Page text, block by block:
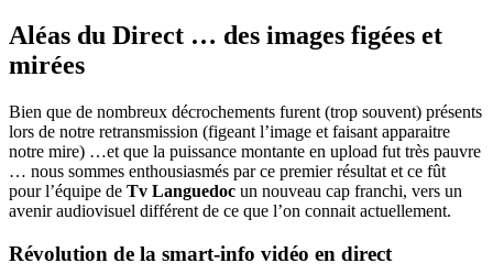
Aléas du Direct … des images figées et
mirées
Bien que de nombreux décrochements furent (trop souvent) présents
lors de notre retransmission (figeant l’image et faisant apparaitre
notre mire) …et que la puissance montante en upload fut très pauvre
… nous sommes enthousiasmés par ce premier résultat et ce fût
pour l’équipe de Tv Languedoc un nouveau cap franchi, vers un
avenir audiovisuel différent de ce que l’on connait actuellement.
Révolution de la smart-info vidéo en direct